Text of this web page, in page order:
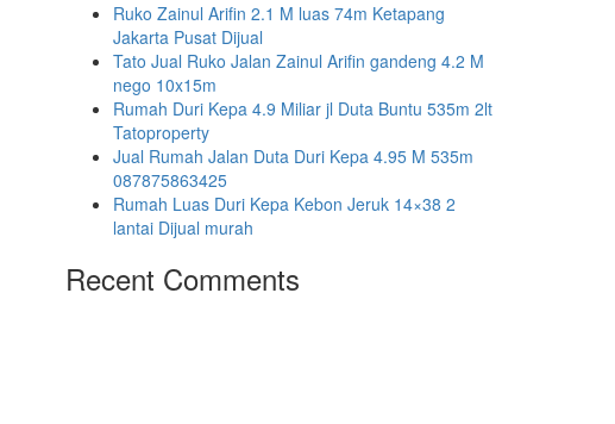
Ruko Zainul Arifin 2.1 M luas 74m Ketapang
Jakarta Pusat Dijual
Tato Jual Ruko Jalan Zainul Arifin gandeng 4.2 M
nego 10x15m
Rumah Duri Kepa 4.9 Miliar jl Duta Buntu 535m 2lt
Tatoproperty
Jual Rumah Jalan Duta Duri Kepa 4.95 M 535m
087875863425
Rumah Luas Duri Kepa Kebon Jeruk 14×38 2
lantai Dijual murah
Recent Comments